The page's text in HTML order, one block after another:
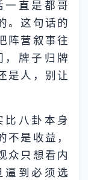
直是都哥
。这句话的
阵营叙事往
，牌子归牌
是人，别让
八卦本身
不是收益，
众只想看内
逼到必须选